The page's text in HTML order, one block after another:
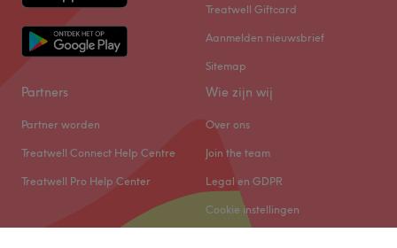
Treatwell Giftcard
Aanmelden nieuwsbrief
Sitemap
Partners
Partner worden
Treatwell Connect Help Centre
Treatwell Pro Help Center
Wie zijn wij
Over ons
Join the team
Legal en GDPR
Cookie instellingen